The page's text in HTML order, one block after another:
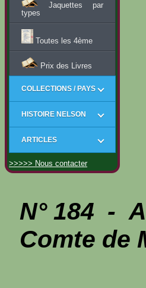
Jaquettes par
types
Toutes les 4ème
Prix des Livres
COLLECTIONS / PAYS
HISTOIRE NELSON
ARTICLES
>>>>> Nous contacter
N° 184 -
Comte de